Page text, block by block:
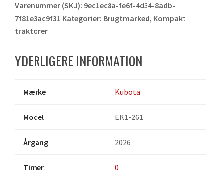
Varenummer (SKU): 9ec1ec8a-fe6f-4d34-8adb-
7f81e3ac9f31 Kategorier: Brugtmarked, Kompakt
traktorer
YDERLIGERE INFORMATION
Mærke Kubota
Model EK1-261
Årgang 2026
Timer 0